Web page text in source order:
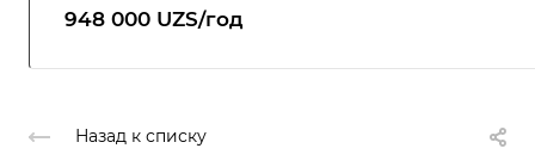
948 000 UZS/год
Назад к списку